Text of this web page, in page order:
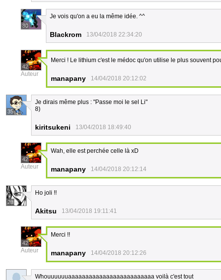
30
Je vois qu'on a eu la même idée. ^^
Blackrom 13/04/2018 22:34:20
42
Auteur
Merci ! Le lithium c'est le médoc qu'on utilise le plus souvent
manapany 14/04/2018 20:12:02
35
Je dirais même plus : "Passe moi le sel Li"
8)
kiritsukeni 13/04/2018 18:49:40
42
Auteur
Wah, elle est perchée celle là xD
manapany 14/04/2018 20:12:14
28
Ho joli !!
Akitsu 13/04/2018 19:11:41
42
Auteur
Merci !!
manapany 14/04/2018 20:12:26
Whouuuuuuaaaaaaaaaaaaaaaaaaaaaaaaa voilà c'est tout